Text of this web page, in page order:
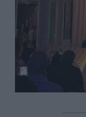
Información adicional